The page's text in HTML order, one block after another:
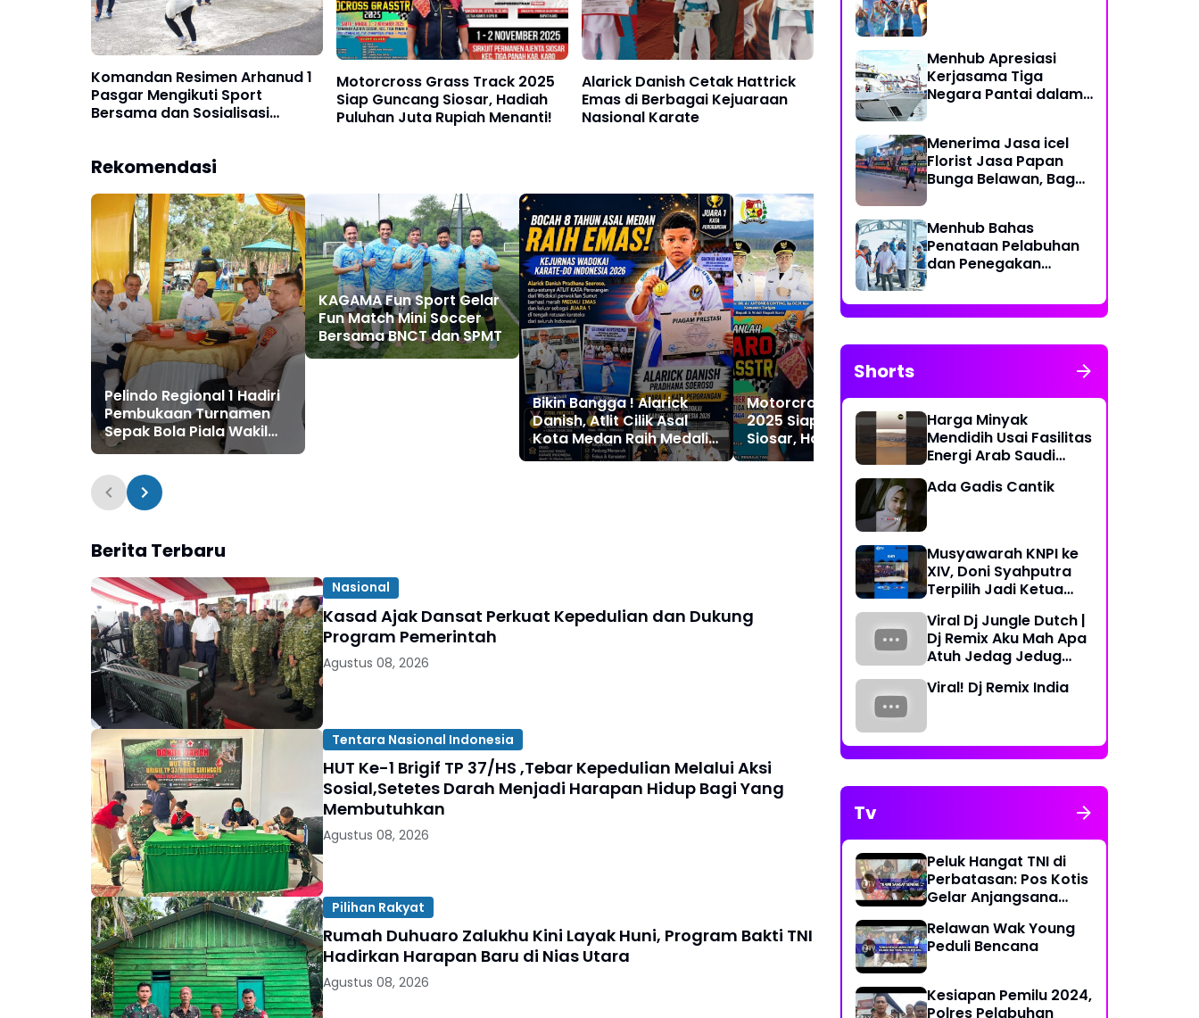
Komandan Resimen Arhanud 1
Pasgar Mengikuti Sport
Bersama dan Sosialisasi
Motorcross Grass Track 2025
Siap Guncang Siosar, Hadiah
Puluhan Juta Rupiah Menanti!
Alarick Danish Cetak Hattrick
Emas di Berbagai Kejuaraan
Nasional Karate
Rekomendasi
Pelindo Regional 1 Hadiri
Pembukaan Turnamen
Sepak Bola Piala Wakil
Ketua DPRD Kota Medan
KAGAMA Fun Sport Gelar
Fun Match Mini Soccer
Bersama BNCT dan SPMT
Bikin Bangga ! Alarick
Danish, Atlit Cilik Asal
Kota Medan Raih Medali
Emas di Kejurnas
Motorcross Grass Track
2025 Siap Guncang
Siosar, Hadiah Puluhan
Juta Rupiah Menanti!
SPTP Group Wilayah
“Independence Day 80th
Kemerdekaan dengan
Berita Terbaru
Nasional
Kasad Ajak Dansat Perkuat Kepedulian dan Dukung
Program Pemerintah
Agustus 08, 2026
Tentara Nasional Indonesia
HUT Ke-1 Brigif TP 37/HS ,Tebar Kepedulian Melalui Aksi
Sosial,Setetes Darah Menjadi Harapan Hidup Bagi Yang
Membutuhkan
Agustus 08, 2026
Pilihan Rakyat
Rumah Duhuaro Zalukhu Kini Layak Huni, Program Bakti TNI
Hadirkan Harapan Baru di Nias Utara
Agustus 08, 2026
Menhub Apresiasi
Kerjasama Tiga
Negara Pantai dalam
Laut
Menerima Jasa icel
Florist Jasa Papan
Bunga Belawan, Bagus
Menhub Bahas
Penataan Pelabuhan
dan Penegakan
Sistem Identifikasi
Kapal Otomatis
Shorts
Harga Minyak
Mendidih Usai Fasilitas
Energi Arab Saudi
Ada Gadis Cantik
Musyawarah KNPI ke
XIV, Doni Syahputra
Terpilih Jadi Ketua
Periode 2023-2026
Viral Dj Jungle Dutch |
Dj Remix Aku Mah Apa
Atuh Jedag Jedug
Viral! Dj Remix India
Tv
Peluk Hangat TNI di
Perbatasan: Pos Kotis
Gelar Anjangsana
Relawan Wak Young
Peduli Bencana
Kesiapan Pemilu 2024,
Polres Pelabuhan